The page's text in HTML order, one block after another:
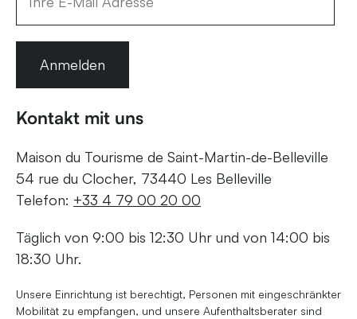
Anmelden
Kontakt mit uns
Maison du Tourisme de Saint-Martin-de-Belleville
54 rue du Clocher, 73440 Les Belleville
Telefon: +33 4 79 00 20 00
Täglich von 9:00 bis 12:30 Uhr und von 14:00 bis
18:30 Uhr.
Unsere Einrichtung ist berechtigt, Personen mit eingeschränkter
Mobilität zu empfangen, und unsere Aufenthaltsberater sind